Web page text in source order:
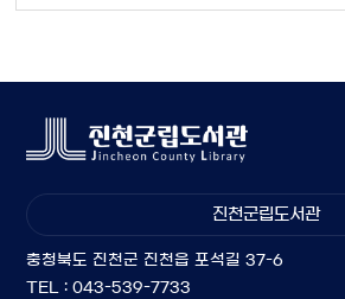
진천군립도서관
충청북도 진천군 진천읍 포석길 37-6
TEL : 043-539-7733